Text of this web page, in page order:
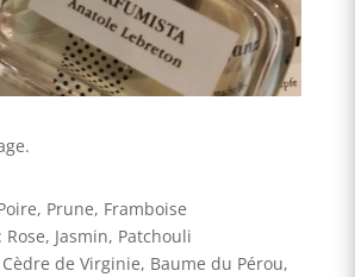
Prune, Framboise
Jasmin, Patchouli
de Virginie, Baume du Pérou,